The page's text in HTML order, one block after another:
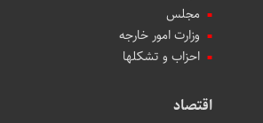
مجلس
وزارت امور خارجه
احزاب و تشکلها
اقتصاد